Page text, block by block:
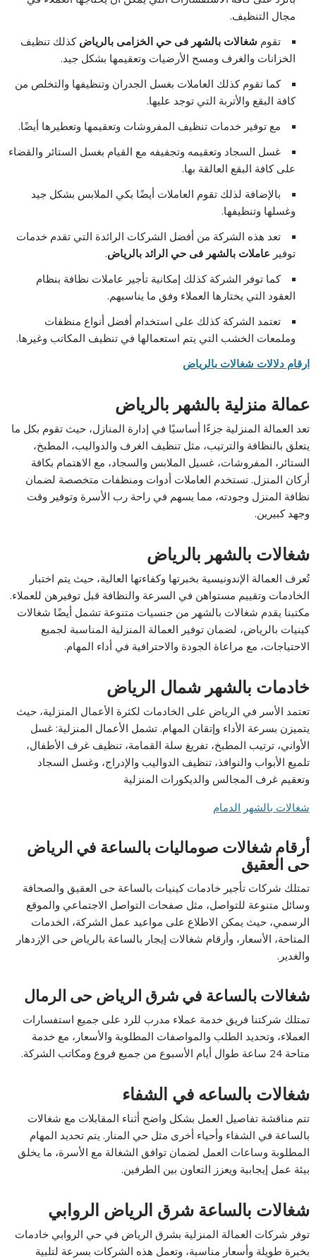
مجال التنظيف.
تقوم شغالات بالشهر فى حي الخزامى بالرياض كذلك تنظيف
الخزانات والغرف ومسح الأرضيات وتعقيمها بشكل جيد.
كما تقوم كذلك العاملات بغسل الجدران وتنظيفها والتخلص من
كافة البقع والأتربة التي توجد عليها.
مع توفير خدمات تنظيف المفروشات وتعقيمها وتعطيرها أيضًا.
غسل السجاد وتعقيمه وتجفيفه مع القيام بغسل الستائر والقضاء
على كافة البقع العالقة بها.
بالإضافة لذلك تقوم العاملات أيضًا بكي الملابس بشكل جيد
وغسلها وتنظيفها.
تعد هذه الشركة من أفضل الشركات الرائدة التي تقدم خدمات
توفير عاملات بالشهر فى حي الرائد بالرياض.
كما توفر الشركة كذلك إمكانية تأجير عاملات نظافة بنظام
العقود التي يختارها العملاء وفق ما يناسبهم.
تعتمد الشركة كذلك على استخدام أفضل أنواع منظفات
وملمعات الخشب التي يتم استعمالها في تنظيف المكاتب وغيرها.
ارقام دلالات شغالات بالرياض
عمالة منزلية بالشهر بالرياض
تعد العمالة المنزلية جزءًا أساسيًا في إدارة المنازل، حيث تقوم بكل ما
يتعلق بالنظافة والترتيب، مثل تنظيف الغرف والدواليب، المطبخ،
الستائر، المفروشات، غسيل الملابس والسجاد، مع الاهتمام بكافة
أركان المنزل. تستخدم العاملات أدوات ومنظفات متخصصة لضمان
نظافة المنزل وجودته، مما يسهم في راحة رب الأسرة وتوفير وقت
وجهد كبيرين.
شغالات بالشهر بالرياض
تُعرف العمالة الإندونيسية بخبرتها وكفاءتها العالية، حيث يتم اختبار
الخادمات وتقييم مستواهن في السرعة والنظافة قبل توفيرهن للعملاء.
مكتبنا يقدم شغالات بالشهر من جنسيات متنوعة تشمل أيضًا شغالات
كينيات بالرياض، لضمان توفير العمالة المنزلية المناسبة لجميع
الاحتياجات، مع مراعاة الجودة والاحترافية في أداء المهام.
خادمات بالشهر شمال الرياض
تعتمد الأسر في الرياض على الخادمات لكثرة الأعمال المنزلية، حيث
يتميزن بسرعة الأداء وإتقان المهام. تشمل الأعمال المنزلية: غسل
الأواني، ترتيب المطبخ، تفريغ سلة القمامة، تنظيف غرف الأطفال،
تلميع الأبواب والنوافذ، تنظيف الدواليب والإدراج، وغسل السجاد
وتعقيم غرف المجالس والديكورات المنزلية
شغالات بالشهر الدمام
أرقام شغالات صوماليات بالساعة في الرياض
حى العقيق
تمتلك شركات تأجير خادمات كينيات بالساعة حى العقيق والصحافة
وسائل متنوعة للتواصل، مثل صفحات التواصل الاجتماعي والموقع
الرسمي، حيث يمكن الاطلاع على مواعيد عمل الشركة، الخدمات
المتاحة، الأسعار، وأرقام شغالات إيجار بالساعة بالرياض حى الإزدهار
والغدير.
شغالات بالساعة في شرق الرياض حى الرمال
تمتلك شركتنا فريق خدمة عملاء مدرب للرد على جميع استفسارات
العملاء، وتحديد الطلب والمواصفات المطلوبة والأسعار، مع خدمة
متاحة 24 ساعة طوال أيام الأسبوع من جميع فروع ومكاتب الشركة.
شغالات بالساعه في الشفاء
تتم مناقشة تفاصيل العمل بشكل واضح أثناء المقابلات مع شغالات
بالساعة في الشفاء وأحياء أخرى مثل حي المنار. يتم تحديد المهام
المطلوبة وساعات العمل لضمان توافق الشغالة مع الأسرة، ما يخلق
بيئة عمل إيجابية ويعزز التعاون بين الطرفين.
شغالات بالساعة شرق الرياض الروابي
توفر شركات العمالة المنزلية بشرق الرياض في حي الروابي خادمات
بخبرة طويلة وأسعار مناسبة، وتعمل هذه الشركات بسرعة لتلبية